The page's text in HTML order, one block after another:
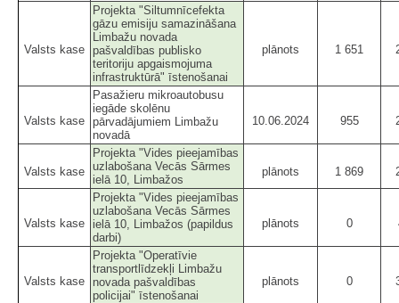
Valsts kase
Projekta "Siltumnīcefekta
gāzu emisiju samazināšana
Limbažu novada
pašvaldības publisko
teritoriju apgaismojuma
infrastruktūrā" īstenošanai
plānots 1 651
Valsts kase
Pasažieru mikroautobusu
iegāde skolēnu
pārvadājumiem Limbažu
novadā
10.06.2024 955
Valsts kase
Projekta "Vides pieejamības
uzlabošana Vecās Sārmes
ielā 10, Limbažos
plānots 1 869
Valsts kase
Projekta "Vides pieejamības
uzlabošana Vecās Sārmes
ielā 10, Limbažos (papildus
darbi)
plānots 0
Valsts kase
Projekta "Operatīvie
transportlīdzekļi Limbažu
novada pašvaldības
policijai" īstenošanai
plānots 0